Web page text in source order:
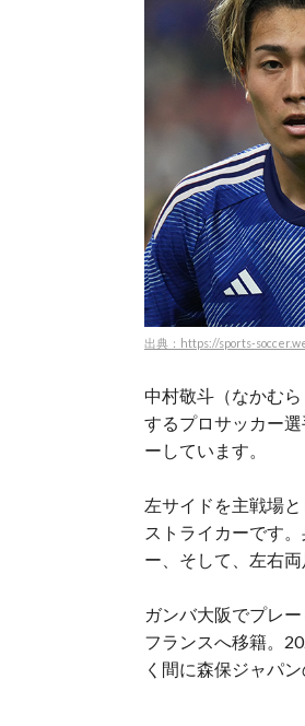
出典：https://sports-
中村敬斗（なかむ
するプロサッカー
ーしています。
左サイドを主戦場
ストライカーです
ー、そして、左右
ガンバ大阪でプレ
フランスへ移籍。
く間に森保ジャパ